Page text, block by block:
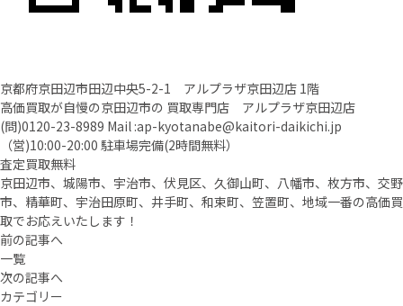
京都府京田辺市田辺中央5-2-1 アルプラザ京田辺店 1階
高価買取が自慢の京田辺市の 買取専門店 アルプラザ京田辺店
(問)0120-23-8989 Mail :ap-kyotanabe@kaitori-daikichi.jp
（営)10:00-20:00 駐車場完備(2時間無料）
査定買取無料
京田辺市、城陽市、宇治市、伏見区、久御山町、八幡市、枚方市、交野
市、精華町、宇治田原町、井手町、和束町、笠置町、地域一番の高価買
取でお応えいたします！
前の記事へ
一覧
次の記事へ
カテゴリー